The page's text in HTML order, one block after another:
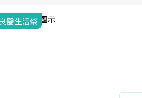
與健康韌性的距離